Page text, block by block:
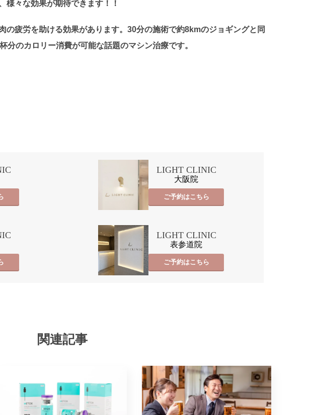
様々な効果が期待できます！！
の疲労を助ける効果があります。30分の施術で約8kmのジョギングと同
分のカロリー消費が可能な話題のマシン治療です。
LIGHT CLINIC
大阪院
ご予約はこちら
LIGHT CLINIC
表参道院
ご予約はこちら
関連記事